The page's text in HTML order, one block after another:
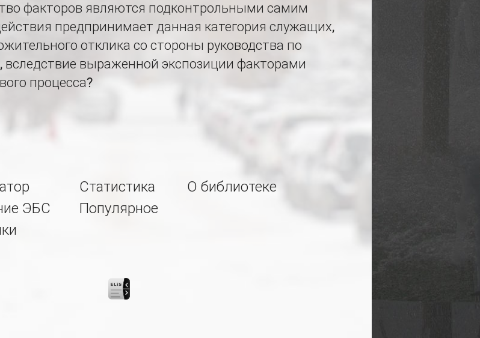
факторов являются подконтрольными самим
предпринимает данная категория служащих,
отклика со стороны руководства по
вследствие выраженной экспозиции факторами
процесса?
ЭБС
Статистика
Популярное
О библиотеке